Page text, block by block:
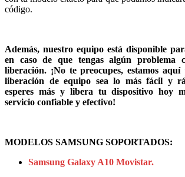
código.
Además, nuestro equipo está disponible
en caso de que tengas algún problema
liberación. ¡No te preocupes, estamos
liberación de equipo sea lo más fácil y
esperes más y libera tu dispositivo hoy
servicio confiable y efectivo!
MODELOS SAMSUNG SOPORTADOS:
Samsung Galaxy A10 Movistar.